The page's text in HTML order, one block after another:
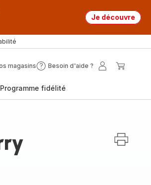
Je découvre
magasins Besoin d'aide ?
Besoin
?
Mon
Programme fidélité